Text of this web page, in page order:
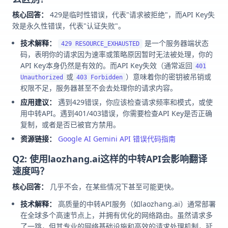
核心回答：
429是临时性错误，代表"请求被拒绝"，而API Key失
效是永久性错误，代表"认证失败"。
技术解释：
429 RESOURCE_EXHAUSTED
是一个服务器端状态
码，表明你的请求因为速率或策略原因暂时无法被处理，你的
API Key本身仍然是有效的。而API Key失效（通常返回 401
Unauthorized
或 403 Forbidden ）意味着你的密钥被吊销或
权限不足，服务器甚至不会去处理你的请求内容。
应用建议：
遇到429错误，你应该检查请求频率和模式，或使
用中转API。遇到401/403错误，你需要检查API Key是否正确
复制，或者是否已被官方禁用。
资源链接：
Google AI Gemini API 错误代码指南
Q2: 使用laozhang.ai这样的中转API会影响翻译
速度吗？
核心回答：
几乎不会，在某些情况下甚至可能更快。
技术解释：
高质量的中转API服务（如laozhang.ai）通常部署
在全球多个高速节点上，并拥有优化的网络路由。虽然请求多
了一跳，但其专业的网络基础设施和高效的请求处理机制，延